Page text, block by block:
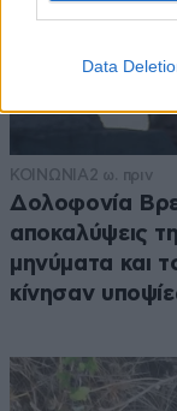
Data
ΚΟΙΝΩΝΙΑ 2 ω. πριν
Δολοφονία
αποκαλύψεις
μηνύματα και
κίνησαν